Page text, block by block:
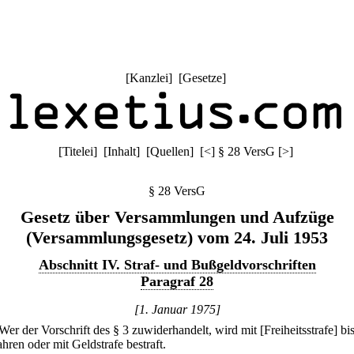
[Kanzlei] [Gesetze]
[Titelei] [Inhalt] [Quellen] [<] § 28 VersG [>]
§ 28 VersG
Gesetz über Versammlungen und Aufzüge
(Versammlungsgesetz) vom 24. Juli 1953
Abschnitt IV. Straf- und Bußgeldvorschriften
Paragraf 28
[1. Januar 1975]
der Vorschrift des § 3 zuwiderhandelt, wird mit [Freiheitsstrafe]
oder mit Geldstrafe bestraft.